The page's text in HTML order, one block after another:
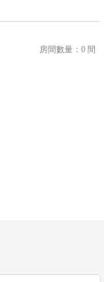
房間數量：0 間